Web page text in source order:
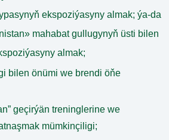
ekspoziýasyny almak; ýa-da
mahabat gullugynyň üsti bilen
almak;
bilen önümi we brendi öňe
geçirýän treninglerine we
mümkinçiligi;